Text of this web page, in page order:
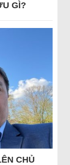
GÌ?
CHỦ